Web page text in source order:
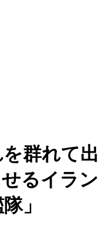
を群れて出
るイラン
」